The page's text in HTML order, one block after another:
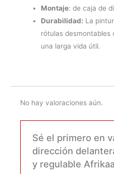
Montaje: de caja de
Durabilidad: La
rótulas desmontables
una larga vida útil.
No hay valoraciones aún.
Sé el primero en
dirección
y regulable